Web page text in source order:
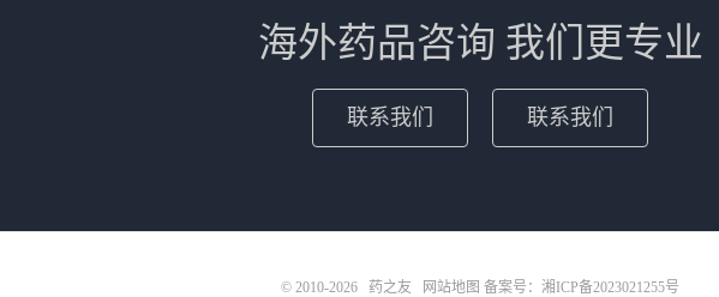
海外药品咨询 我们更专业
联系我们 联系我们
© 2010-2026 药之友 网站地图 备案号： 湘ICP备2023021255号